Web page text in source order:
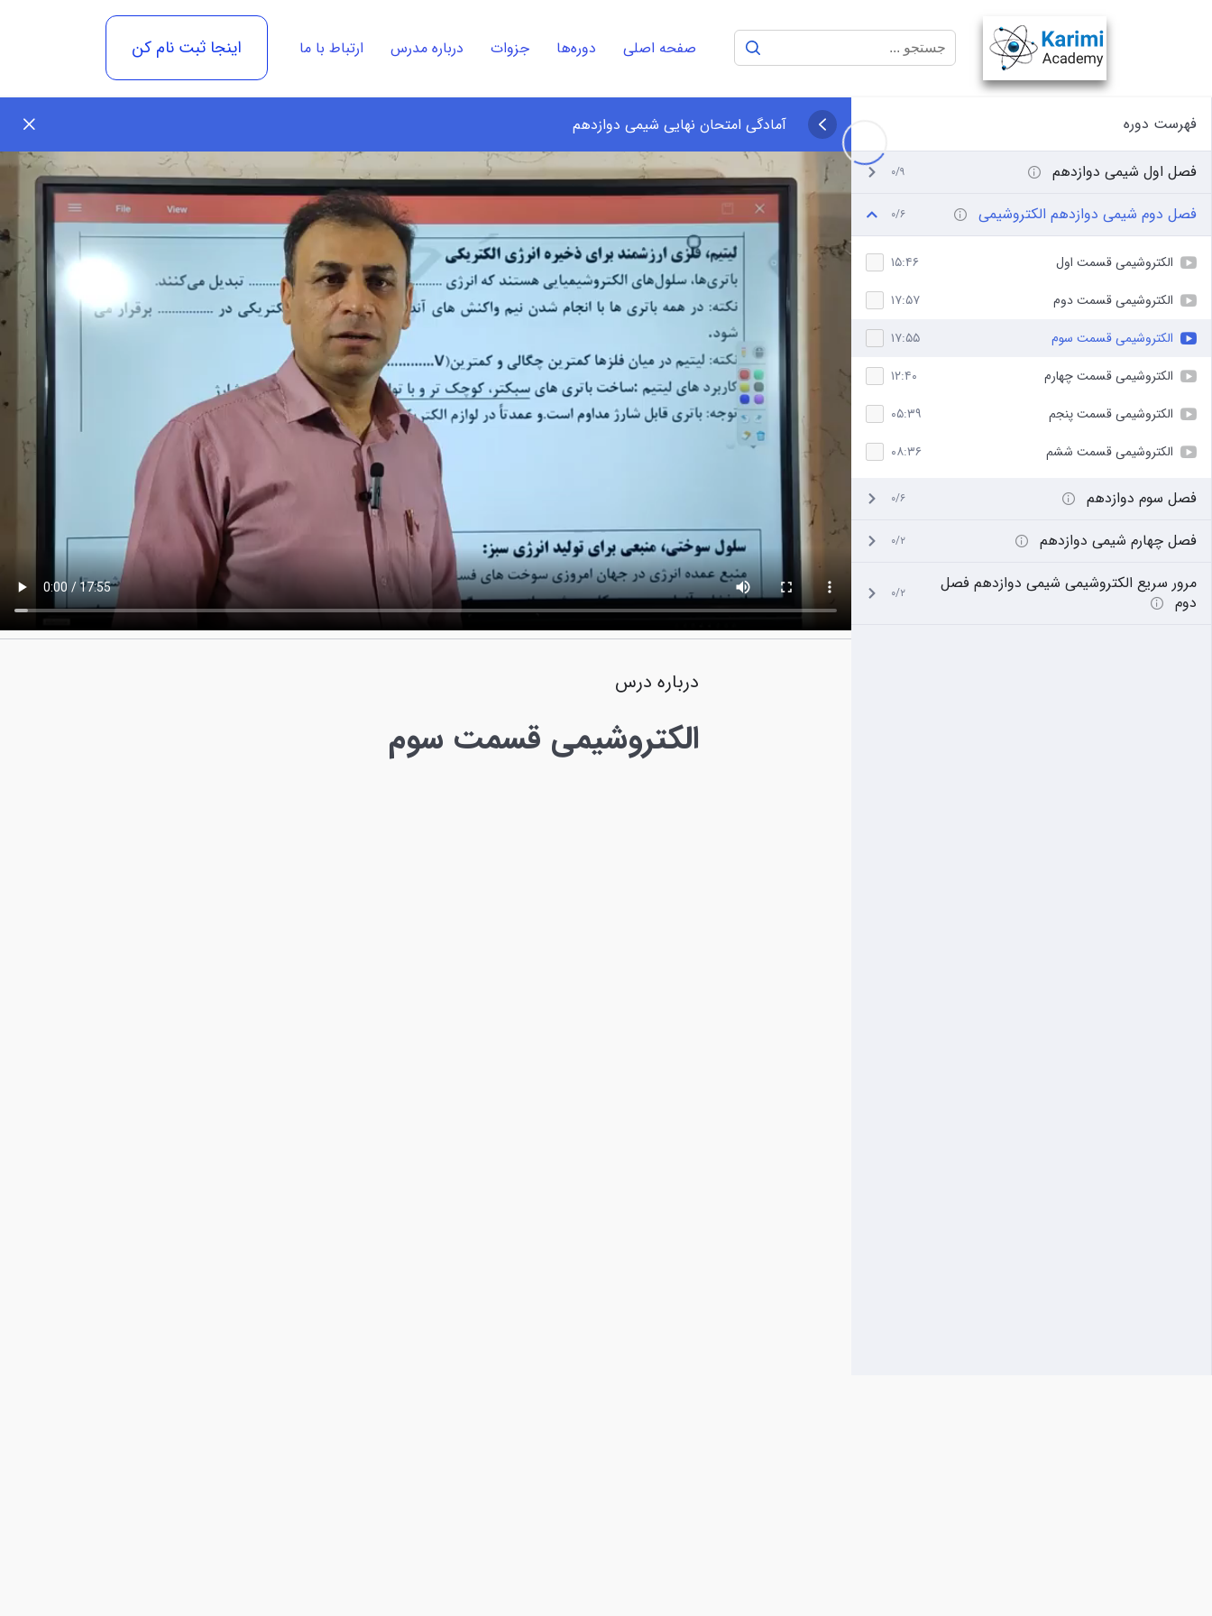
صفحه اصلی دوره‌ها جزوات درباره مدرس ارتباط با ما اینجا ثبت نام کن
فهرست دوره
فصل اول شیمی دوازدهم ۰/۹
فصل دوم شیمی دوازدهم الکتروشیمی ۰/۶
الکتروشیمی قسمت اول
۱۵:۴۶
الکتروشیمی قسمت دوم
۱۷:۵۷
الکتروشیمی قسمت سوم
۱۷:۵۵
الکتروشیمی قسمت چهارم
۱۲:۴۰
الکتروشیمی قسمت پنجم
۰۵:۳۹
الکتروشیمی قسمت ششم
۰۸:۳۶
فصل سوم دوازدهم ۰/۶
فصل چهارم شیمی دوازدهم ۰/۲
مرور سریع الکتروشیمی شیمی دوازدهم فصل
دوم
۰/۲
آمادگی امتحان نهایی شیمی دوازدهم
درباره درس
الکتروشیمی قسمت سوم